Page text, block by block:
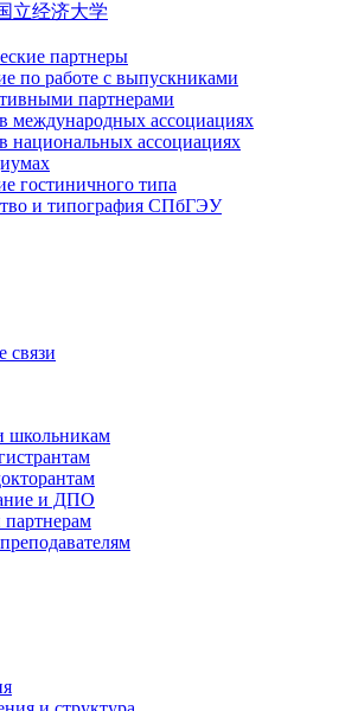
立经济大学
партнеры
по работе с выпускниками
партнерами
международных ассоциациях
национальных ассоциациях
гостиничного типа
и типография СПбГЭУ
связи
школьникам
и ДПО